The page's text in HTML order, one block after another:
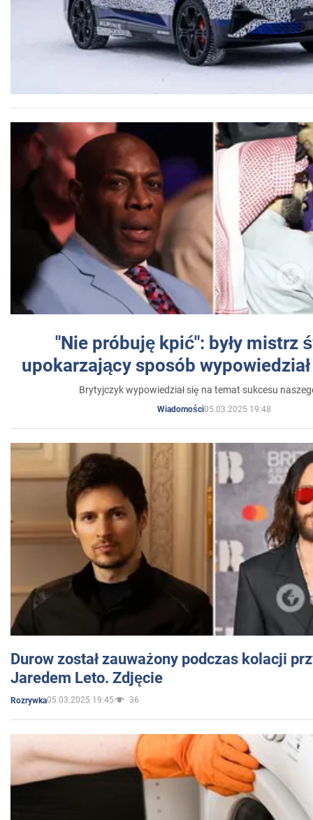
"Nie próbuję kpić": były mistrz
upokarzający sposób
Brytyjczyk wypowiedział się na temat sukcesu
Wiadomości05.03.2025 19:48
Durow został zauważony podczas kolacji
Jaredem Leto. Zdjęcie
Rozrywka05.03.2025 19:45 36